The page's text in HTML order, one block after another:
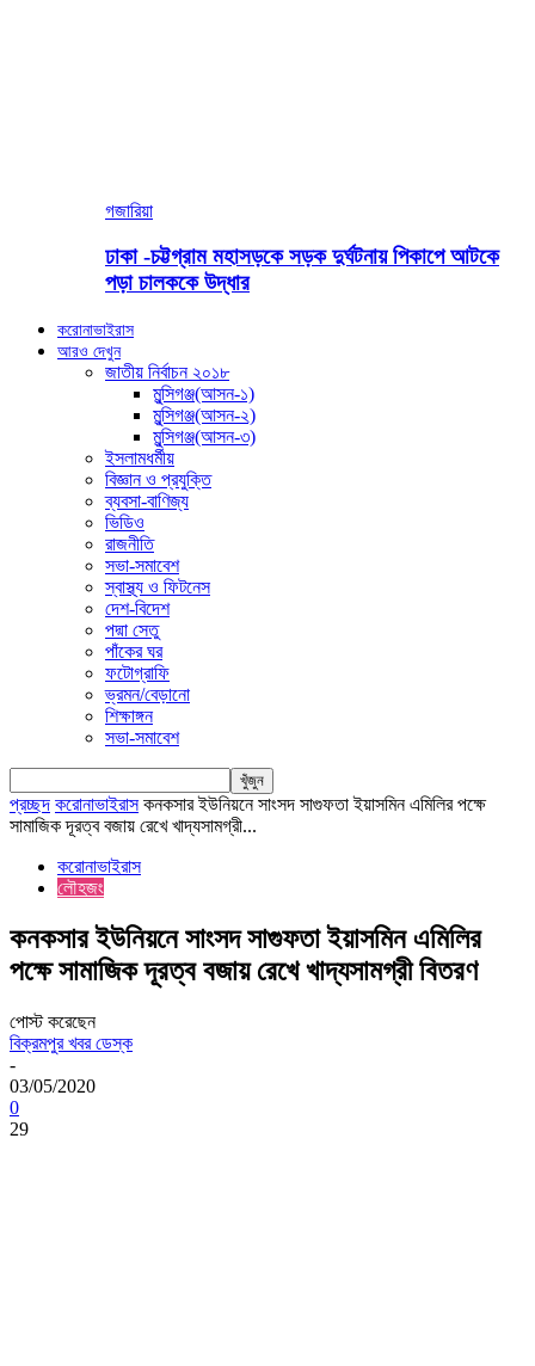
গজারিয়া
ঢাকা -চট্টগ্রাম মহাসড়কে সড়ক দুর্ঘটনায় পিকাপে আটকে
পড়া চালককে উদ্ধার
করোনাভাইরাস
আরও দেখুন
জাতীয় নির্বাচন ২০১৮
মুন্সিগঞ্জ(আসন-১)
মুন্সিগঞ্জ(আসন-২)
মুন্সিগঞ্জ(আসন-৩)
ইসলামধর্মীয়
বিজ্ঞান ও প্রযুক্তি
ব্যবসা-বাণিজ্য
ভিডিও
রাজনীতি
সভা-সমাবেশ
স্বাস্থ্য ও ফিটনেস
দেশ-বিদেশ
পদ্মা সেতু
পাঁকের ঘর
ফটোগ্রাফি
ভ্রমন/বেড়ানো
শিক্ষাঙ্গন
সভা-সমাবেশ
প্রচ্ছদ করোনাভাইরাস কনকসার ইউনিয়নে সাংসদ সাগুফতা ইয়াসমিন এমিলির পক্ষে
সামাজিক দূরত্ব বজায় রেখে খাদ্যসামগ্রী...
করোনাভাইরাস
লৌহজং
কনকসার ইউনিয়নে সাংসদ সাগুফতা ইয়াসমিন এমিলির
পক্ষে সামাজিক দূরত্ব বজায় রেখে খাদ্যসামগ্রী বিতরণ
পোস্ট করেছেন
বিক্রমপুর খবর ডেস্ক
-
03/05/2020
0
29